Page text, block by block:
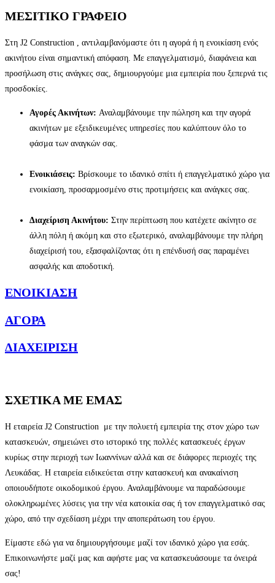
ΜΕΣΙΤΙΚΟ ΓΡΑΦΕΙΟ
Στη J2 Construction , αντιλαμβανόμαστε ότι η αγορά ή η ενοικίαση ενός
ακινήτου είναι σημαντική απόφαση. Με επαγγελματισμό, διαφάνεια και
προσήλωση στις ανάγκες σας, δημιουργούμε μια εμπειρία που ξεπερνά τις
προσδοκίες.
Αγορές Ακινήτων: Αναλαμβάνουμε την πώληση και την αγορά
ακινήτων με εξειδικευμένες υπηρεσίες που καλύπτουν όλο το
φάσμα των αναγκών σας.
Ενοικιάσεις: Βρίσκουμε το ιδανικό σπίτι ή επαγγελματικό χώρο για
ενοικίαση, προσαρμοσμένο στις προτιμήσεις και ανάγκες σας.
Διαχείριση Ακινήτου: Στην περίπτωση που κατέχετε ακίνητο σε
άλλη πόλη ή ακόμη και στο εξωτερικό, αναλαμβάνουμε την πλήρη
διαχείρισή του, εξασφαλίζοντας ότι η επένδυσή σας παραμένει
ασφαλής και αποδοτική.
ΕΝΟΙΚΙΑΣΗ
ΑΓΟΡΑ
ΔΙΑΧΕΙΡΙΣΗ
ΣΧΕΤΙΚΑ ΜΕ ΕΜΑΣ
Η εταιρεία J2 Construction με την πολυετή εμπειρία της στον χώρο των
κατασκευών, σημειώνει στο ιστορικό της πολλές κατασκευές έργων
κυρίως στην περιοχή των Ιωαννίνων αλλά και σε διάφορες περιοχές της
Λευκάδας. Η εταιρεία ειδικεύεται στην κατασκευή και ανακαίνιση
οποιουδήποτε οικοδομικού έργου. Αναλαμβάνουμε να παραδώσουμε
ολοκληρωμένες λύσεις για την νέα κατοικία σας ή τον επαγγελματικό σας
χώρο, από την σχεδίαση μέχρι την αποπεράτωση του έργου.
Είμαστε εδώ για να δημιουργήσουμε μαζί τον ιδανικό χώρο για εσάς.
Επικοινωνήστε μαζί μας και αφήστε μας να κατασκευάσουμε τα όνειρά
σας!